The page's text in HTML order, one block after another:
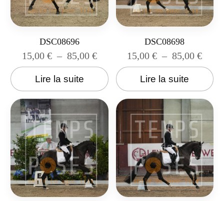
DSC08696
15,00 € – 85,00 €
Lire la suite
DSC08698
15,00€ – 85,00€
Lire la suite